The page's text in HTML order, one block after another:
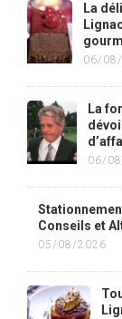
La
06/
La
06/
Conseils et
05/08/2026